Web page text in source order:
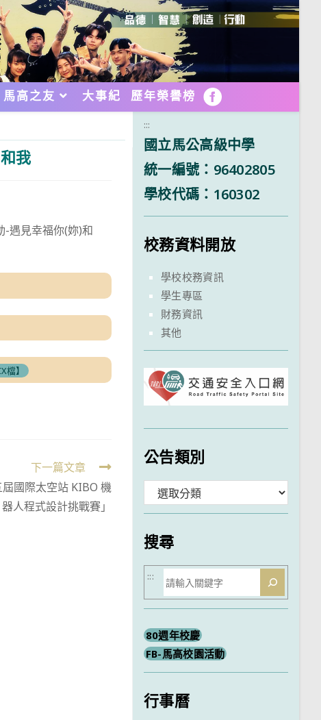
馬高之友 大事紀 歷年榮譽榜 FB
我
-遇見幸福你(妳)和
檔】
下一篇文章
國際太空站 KIBO 機
器人程式設計挑戰賽」
:::
國立馬公高級中學
統一編號：96402805
學校代碼：160302
校務資料開放
學校校務資訊
學生專區
財務資訊
其他
公告類別
類
搜尋
搜
尋
:::
80週年校慶
FB-馬高校園活動
行事曆